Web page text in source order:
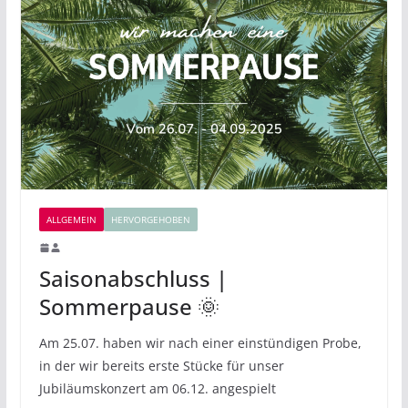
ALLGEMEIN HERVORGEHOBEN
Saisonabschluss |
Sommerpause 🌞
Am 25.07. haben wir nach einer einstündigen Probe,
in der wir bereits erste Stücke für unser
Jubiläumskonzert am 06.12. angespielt